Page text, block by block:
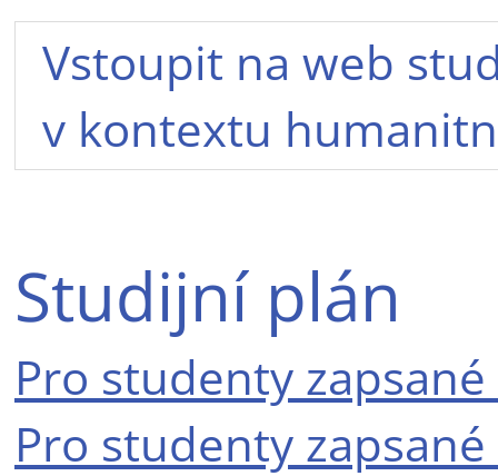
Vstoupit na web
v kontextu
Studijní plán
Pro studenty
Pro studenty